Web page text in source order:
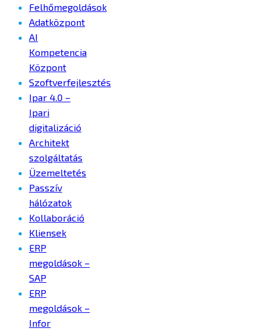
Felhőmegoldások
Adatközpont
AI
Kompetencia
Központ
Szoftverfejlesztés
Ipar 4.0 –
Ipari
digitalizáció
Architekt
szolgáltatás
Üzemeltetés
Passzív
hálózatok
Kollaboráció
Kliensek
ERP
megoldások –
SAP
ERP
megoldások –
Infor